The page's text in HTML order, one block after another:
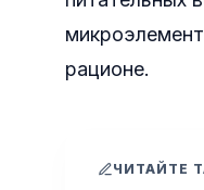
рационе.
ЧИТАЙТЕ